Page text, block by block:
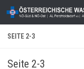
Zum Inhalt springen
SEITE 2-3
Seite 2-3